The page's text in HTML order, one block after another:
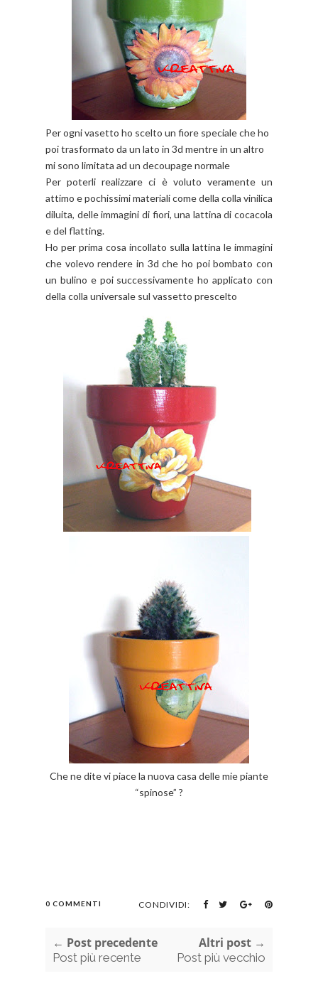
Per ogni vasetto ho scelto un fiore speciale che ho
poi trasformato da un lato in 3d mentre in un altro
mi sono limitata ad un decoupage normale
Per poterli realizzare ci è voluto veramente un
attimo e pochissimi materiali come della colla vinilica
diluita, delle immagini di fiori, una lattina di cocacola
e del flatting.
Ho per prima cosa incollato sulla lattina le immagini
che volevo rendere in 3d che ho poi bombato con
un bulino e poi successivamente ho applicato con
della colla universale sul vassetto prescelto
Che ne dite vi piace la nuova casa delle mie piante
“spinose” ?
0 COMMENTI CONDIVIDI:
← Post precedente
Post più recente
Altri post →
Post più vecchio